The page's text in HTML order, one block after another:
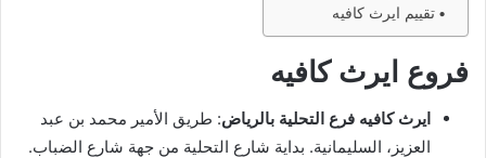
تقييم ايرث كافيه
فروع ايرث كافيه
ايرث كافيه فرع التحلية بالرياض: طريق الأمير محمد بن عبد
العزيز، السليمانية. بداية شارع التحلية من جهة شارع الضباب.